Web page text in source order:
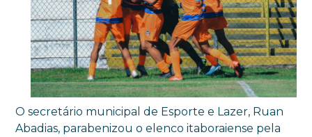
O secretário municipal de Esporte e Lazer, Ruan
Abadias, parabenizou o elenco itaboraiense pela